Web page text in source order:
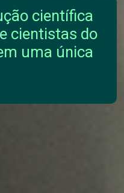
científica
cientistas do
uma única